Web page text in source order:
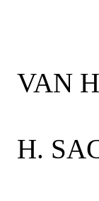
VAN
H.